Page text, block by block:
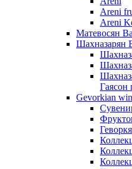
Areni
Areni
Матевосян
Шахназарян
Гаясон
Gevorkian